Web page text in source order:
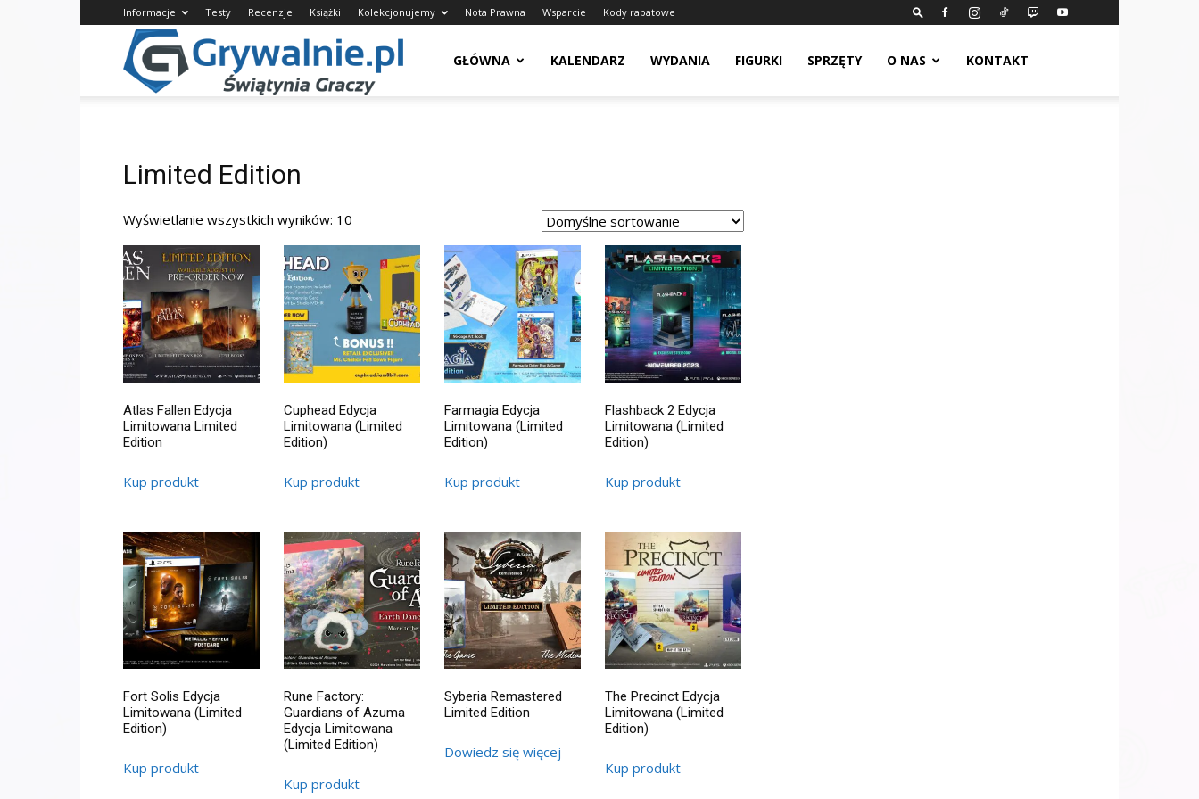
Informacje Testy Recenzje Książki Kolekcjonujemy Nota Prawna Wsparcie Kody rabatowe
Grywalnie.pl
Graczy,
Kolekcjonujemy
GŁÓWNA KALENDARZ WYDANIA FIGURKI SPRZĘTY O NAS KONTAKT
Limited Edition
Wyświetlanie wszystkich wyników: 10
Atlas Fallen Edycja
Limitowana Limited
Edition
Kup produkt
Cuphead Edycja
Limitowana (Limited
Edition)
Kup produkt
Farmagia Edycja
Limitowana (Limited
Edition)
Kup produkt
Flashback 2 Edycja
Limitowana (Limited
Edition)
Kup produkt
Fort Solis Edycja
Limitowana (Limited
Edition)
Kup produkt
Rune Factory:
Guardians of Azuma
Edycja Limitowana
(Limited Edition)
Kup produkt
Syberia Remastered
Limited Edition
Dowiedz się więcej
The Precinct Edycja
Limitowana (Limited
Edition)
Kup produkt